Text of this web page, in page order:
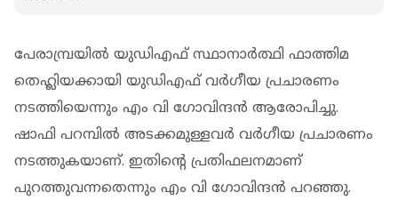
പേരാമ്പ്രയില്‍ യുഡിഎഫ് സ്ഥാനാര്‍ത്ഥി ഫാത്തിമ
തെഹ്ലിയക്കായി യുഡിഎഫ് വര്‍ഗീയ പ്രചാരണം
നടത്തിയെന്നും എം വി ഗോവിന്ദന്‍ ആരോപിച്ചു.
ഷാഫി പറമ്പില്‍ അടക്കമുള്ളവര്‍ വര്‍ഗീയ പ്രചാരണം
നടത്തുകയാണ്. ഇതിന്റെ പ്രതിഫലനമാണ്
പുറത്തുവന്നതെന്നും എം വി ഗോവിന്ദന്‍ പറഞ്ഞു.